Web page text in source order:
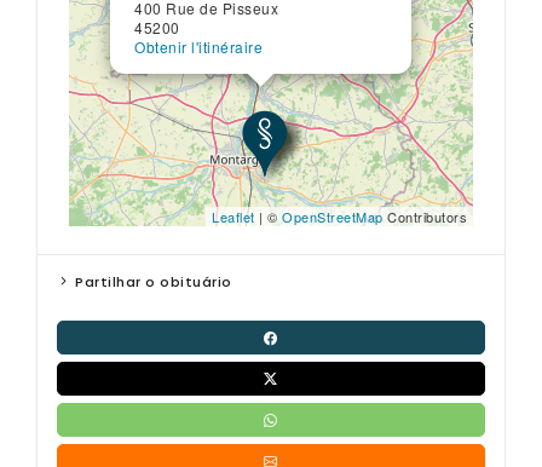
400 Rue de Pisseux
45200
Obtenir l'itinéraire
Leaflet | © OpenStreetMap Contributors
Partilhar o obituário